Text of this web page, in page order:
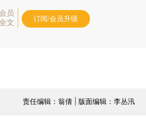
员
文
订阅/会员升级
责任编辑：翁倩 | 版面编辑：李丛汛